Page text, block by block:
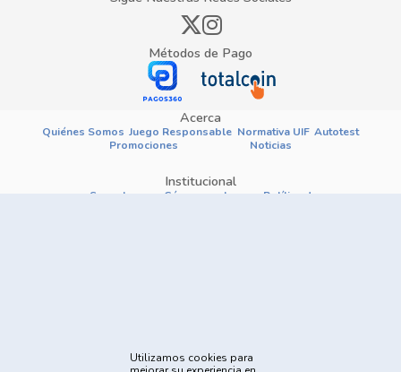
Utilizamos cookies para
Métodos de Pago
Acerca
Quiénes Somos Juego Responsable Normativa UIF Autotest
Promociones
Noticias
Institucional
Soporte Cómo apostar
Política de